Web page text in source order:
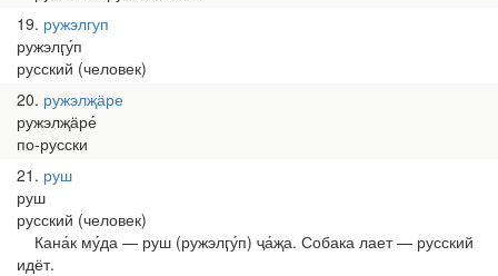
19 ружэлгуп
ружэлӷу́п
русский (человек)
20 ружэлҗӓре
ружэлҗӓре́
по-русски
21 руш
руш
русский (человек)
Кана́к му́да — руш (ружэлӷу́п) ҷа́җа. Собака лает — русский
идёт.